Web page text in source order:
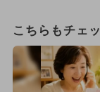
こちらもチェ